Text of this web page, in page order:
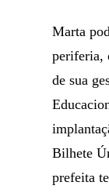
Marta
periferia,
de sua
Bilhete
prefeita